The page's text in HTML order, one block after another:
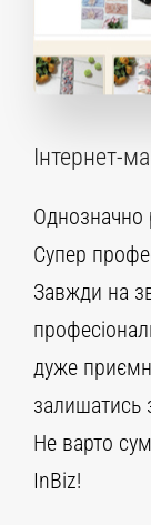
Інтернет-
Однозначно
Супер
Завжди на
дуже
залишатись
Не варто
InBiz!